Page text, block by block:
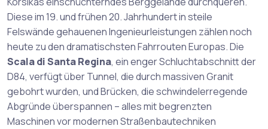
Diese im 19. und frühen 20. Jahrhundert in steile
Felswände gehauenen Ingenieurleistungen zählen noch
heute zu den dramatischsten Fahrrouten Europas. Die
Scala di Santa Regina, ein enger Schluchtabschnitt der
D84, verfügt über Tunnel, die durch massiven Granit
gebohrt wurden, und Brücken, die schwindelerregende
Abgründe überspannen – alles mit begrenzten
Maschinen vor modernen Straßenbautechniken